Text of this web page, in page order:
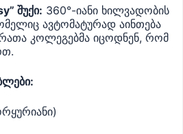
შუქი: 360°-იანი ხილვადობის
ავტომატურად აინთება
კოლეგებმა იცოდნენ, რომ